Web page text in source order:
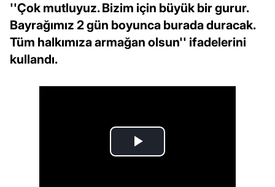
''Çok mutluyuz. Bizim için büyük bir gurur.
Bayrağımız 2 gün boyunca burada duracak.
Tüm halkımıza armağan olsun'' ifadelerini
kullandı.